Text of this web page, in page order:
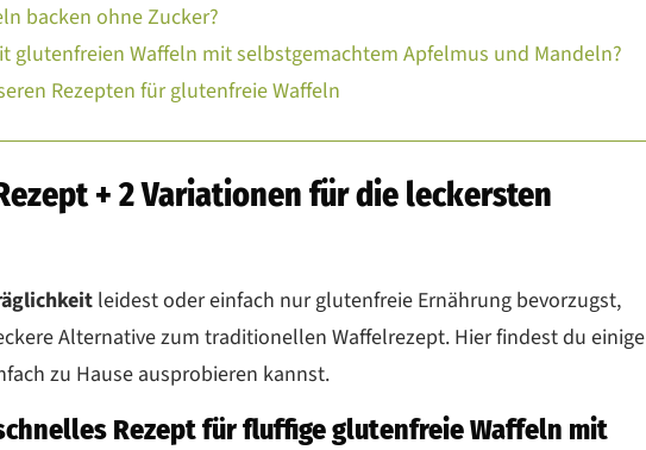
backen ohne Zucker?
glutenfreien Waffeln mit selbstgemachtem Apfelmus und Mandeln?
Rezepten für glutenfreie Waffeln
+ 2 Variationen für die leckersten
leidest oder einfach nur glutenfreie Ernährung bevorzugst,
Alternative zum traditionellen Waffelrezept. Hier findest du einige
zu Hause ausprobieren kannst.
Rezept für fluffige glutenfreie Waffeln mit